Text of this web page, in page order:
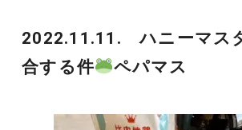
2022.11.11. ハニーマス
合する件
ペパマス